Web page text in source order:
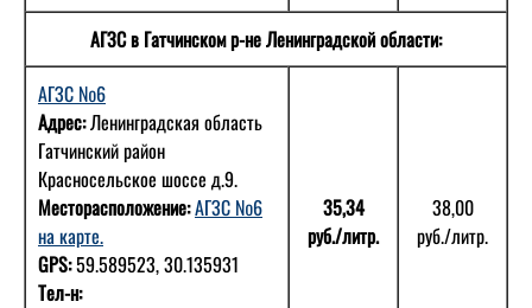
АГЗС в Гатчинском р-не Ленинградской области:
АГЗС №6
Адрес:Ленинградская область
Гатчинский район
Красносельское шоссе д.9.
Месторасположение:АГЗС №6
на карте.
GPS:59.589523, 30.135931
Тел-н:
35,34
руб./литр.
38,00
руб./литр.